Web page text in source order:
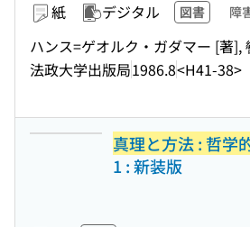
紙 デジタル 図書 障
ハンス=ゲオルク・ガダマー [著],
法政大学出版局1986.8<H41-38>
真理と方法 : 哲学
1 : 新装版